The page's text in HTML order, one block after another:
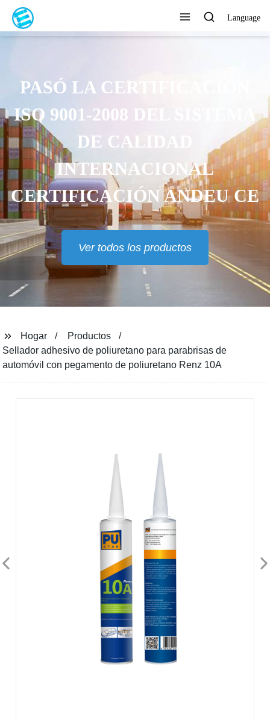
Language
PASÓ LA CERTIFICACIÓN
ISO 9001-2008 DEL SISTEMA
DE CALIDAD
INTERNACIONAL
CERTIFICACIÓN ANDEU CE
Ver todos los productos
Hogar
Productos
Sellador adhesivo de poliuretano para parabrisas de
automóvil con pegamento de poliuretano Renz 10A